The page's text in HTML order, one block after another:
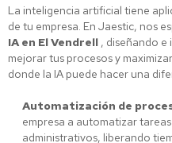
La inteligencia artificial tiene
de tu empresa. En Jaestic, nos
IA en El Vendrell , diseñando e
mejorar tus procesos y
donde la IA puede hacer una
Automatización de
empresa a automatizar
administrativos, liberando